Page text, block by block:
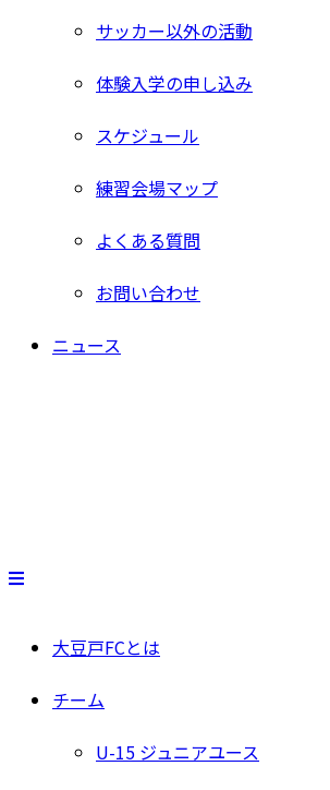
サッカー以外の活動
体験入学の申し込み
スケジュール
練習会場マップ
よくある質問
お問い合わせ
ニュース
大豆戸FCとは
チーム
U-15 ジュニアユース